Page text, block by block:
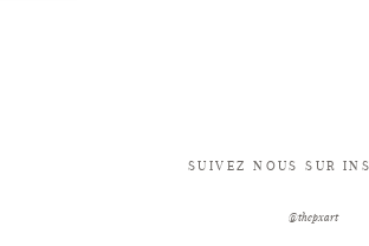
SUIVEZ NOUS SUR
@thepxart